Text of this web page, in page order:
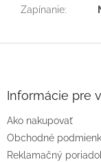
Zapínanie:
e
Informácie pre
Ako nakupovať
Obchodné
Reklamačný